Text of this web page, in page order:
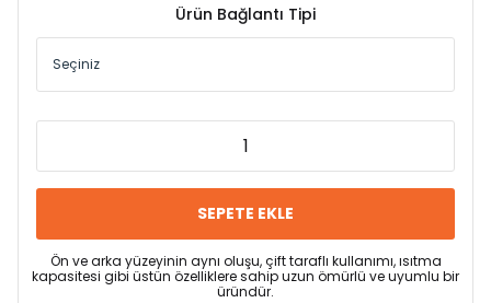
Ürün Bağlantı Tipi
SEPETE EKLE
Ön ve arka yüzeyinin aynı oluşu, çift taraflı kullanımı, ısıtma
kapasitesi gibi üstün özelliklere sahip uzun ömürlü ve uyumlu bir
üründür.